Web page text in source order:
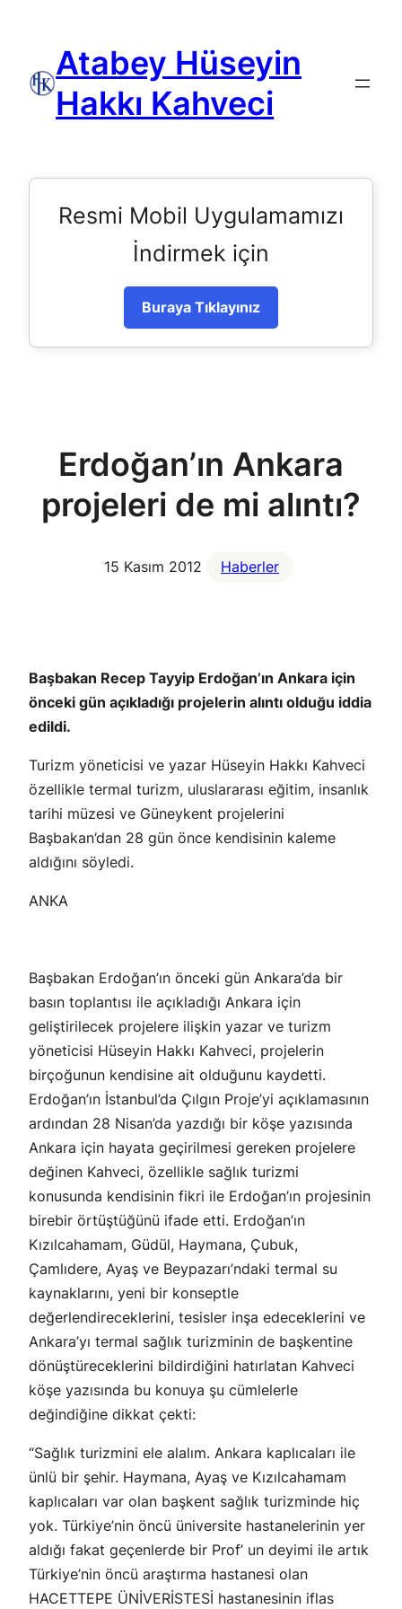
Atabey Hüseyin
Hakkı Kahveci
Resmi Mobil Uygulamamızı
İndirmek için
Buraya Tıklayınız
Erdoğan’ın Ankara
projeleri de mi alıntı?
15 Kasım 2012 Haberler
Başbakan Recep Tayyip Erdoğan’ın Ankara için
önceki gün açıkladığı projelerin alıntı olduğu iddia
edildi.
Turizm yöneticisi ve yazar Hüseyin Hakkı Kahveci
özellikle termal turizm, uluslararası eğitim, insanlık
tarihi müzesi ve Güneykent projelerini
Başbakan’dan 28 gün önce kendisinin kaleme
aldığını söyledi.
ANKA
Başbakan Erdoğan’ın önceki gün Ankara’da bir
basın toplantısı ile açıkladığı Ankara için
geliştirilecek projelere ilişkin yazar ve turizm
yöneticisi Hüseyin Hakkı Kahveci, projelerin
birçoğunun kendisine ait olduğunu kaydetti.
Erdoğan’ın İstanbul’da Çılgın Proje’yi açıklamasının
ardından 28 Nisan’da yazdığı bir köşe yazısında
Ankara için hayata geçirilmesi gereken projelere
değinen Kahveci, özellikle sağlık turizmi
konusunda kendisinin fikri ile Erdoğan’ın projesinin
birebir örtüştüğünü ifade etti. Erdoğan’ın
Kızılcahamam, Güdül, Haymana, Çubuk,
Çamlıdere, Ayaş ve Beypazarı’ndaki termal su
kaynaklarını, yeni bir konseptle
değerlendireceklerini, tesisler inşa edeceklerini ve
Ankara’yı termal sağlık turizminin de başkentine
dönüştüreceklerini bildirdiğini hatırlatan Kahveci
köşe yazısında bu konuya şu cümlelerle
değindiğine dikkat çekti:
“Sağlık turizmini ele alalım. Ankara kaplıcaları ile
ünlü bir şehir. Haymana, Ayaş ve Kızılcahamam
kaplıcaları var olan başkent sağlık turizminde hiç
yok. Türkiye’nin öncü üniversite hastanelerinin yer
aldığı fakat geçenlerde bir Prof’ un deyimi ile artık
Türkiye’nin öncü araştırma hastanesi olan
HACETTEPE ÜNİVERİSTESİ hastanesinin iflas